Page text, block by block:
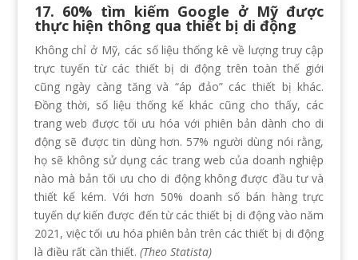
17. 60% tìm kiếm Google ở ​​Mỹ được
thực hiện thông qua thiết bị di động
Không chỉ ở Mỹ, các số liệu thống kê về lượng truy cập
trực tuyến từ các thiết bị di động trên toàn thế giới
cũng ngày càng tăng và “áp đảo” các thiết bị khác.
Đồng thời, số liệu thống kế khác cũng cho thấy, các
trang web được tối ưu hóa với phiên bản dành cho di
động sẽ được tin dùng hơn. 57% người dùng nói rằng,
họ sẽ không sử dụng các trang web của doanh nghiệp
nào mà bản tối ưu cho di động không được đầu tư và
thiết kế kém. Với hơn 50% doanh số bán hàng trực
tuyến dự kiến được ​​đến từ các thiết bị di động vào năm
2021, việc tối ưu hóa phiên bản trên các thiết bị di động
là điều rất cần thiết. (Theo Statista)